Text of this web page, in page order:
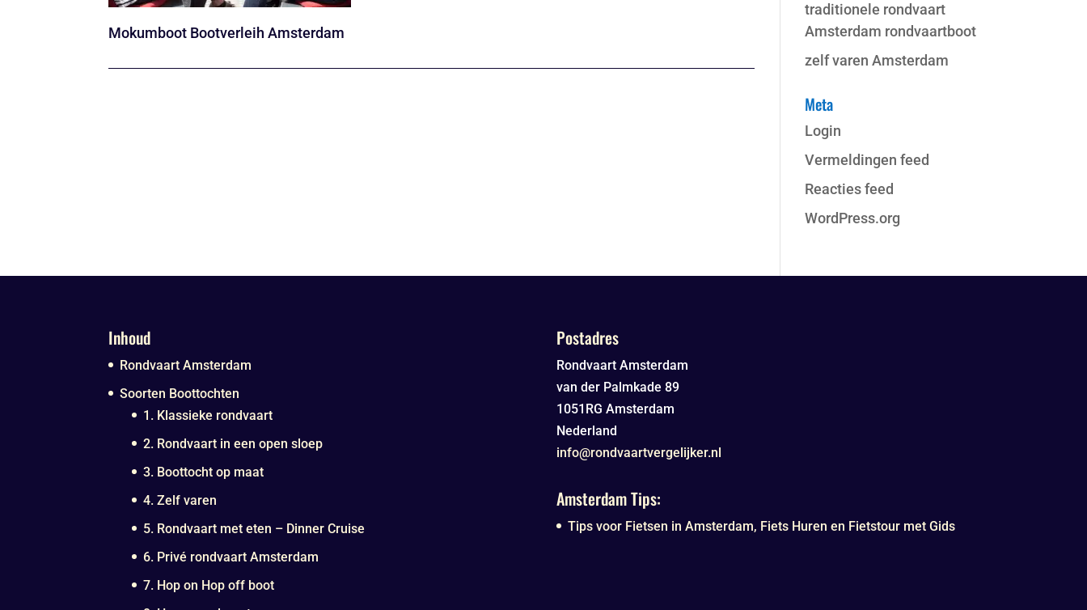
Mokumboot Bootverleih Amsterdam
traditionele rondvaart
Amsterdam rondvaartboot
zelf varen Amsterdam
Meta
Login
Vermeldingen feed
Reacties feed
WordPress.org
Inhoud
Rondvaart Amsterdam
Soorten Boottochten
1. Klassieke rondvaart
2. Rondvaart in een open sloep
3. Boottocht op maat
4. Zelf varen
5. Rondvaart met eten – Dinner Cruise
6. Privé rondvaart Amsterdam
7. Hop on Hop off boot
Postadres
Rondvaart Amsterdam
van der Palmkade 89
1051RG Amsterdam
Nederland
info@rondvaartvergelijker.nl
Amsterdam Tips:
Tips voor Fietsen in Amsterdam, Fiets Huren en Fietstour met Gids